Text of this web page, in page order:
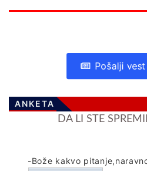
Pošalji
ANKETA
DA LI STE
-Bože kakvo